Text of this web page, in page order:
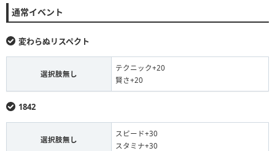
通常イベント
変わらぬリスペクト
選択肢無し
テクニック+20
賢さ+20
1842
選択肢無し
スピード+30
スタミナ+30